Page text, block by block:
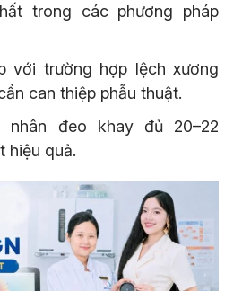
trong các phương pháp
với trường hợp lệch xương
can thiệp phẫu thuật.
nhân đeo khay đủ 20–22
hiệu quả.